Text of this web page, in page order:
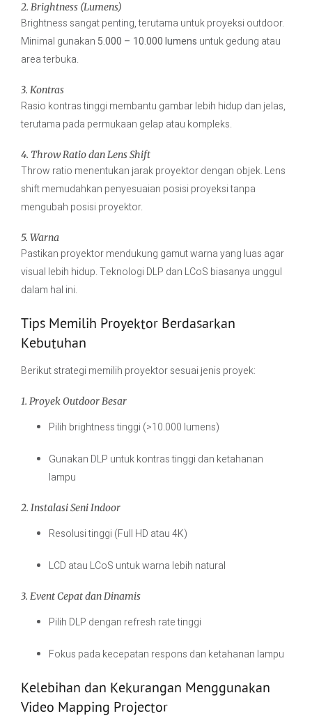
2. Brightness (Lumens)
Brightness sangat penting, terutama untuk proyeksi outdoor.
Minimal gunakan 5.000 – 10.000 lumens untuk gedung atau
area terbuka.
3. Kontras
Rasio kontras tinggi membantu gambar lebih hidup dan jelas,
terutama pada permukaan gelap atau kompleks.
4. Throw Ratio dan Lens Shift
Throw ratio menentukan jarak proyektor dengan objek. Lens
shift memudahkan penyesuaian posisi proyeksi tanpa
mengubah posisi proyektor.
5. Warna
Pastikan proyektor mendukung gamut warna yang luas agar
visual lebih hidup. Teknologi DLP dan LCoS biasanya unggul
dalam hal ini.
Tips Memilih Proyektor Berdasarkan
Kebutuhan
Berikut strategi memilih proyektor sesuai jenis proyek:
1. Proyek Outdoor Besar
Pilih brightness tinggi (>10.000 lumens)
Gunakan DLP untuk kontras tinggi dan ketahanan
lampu
2. Instalasi Seni Indoor
Resolusi tinggi (Full HD atau 4K)
LCD atau LCoS untuk warna lebih natural
3. Event Cepat dan Dinamis
Pilih DLP dengan refresh rate tinggi
Fokus pada kecepatan respons dan ketahanan lampu
Kelebihan dan Kekurangan Menggunakan
Video Mapping Projector